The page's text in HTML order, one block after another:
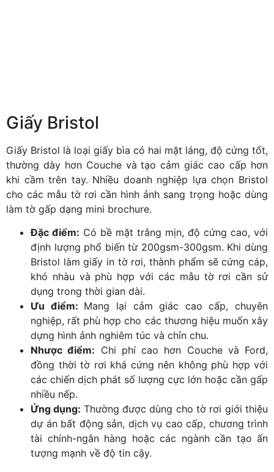
Giấy Bristol
Giấy Bristol là loại giấy bìa có hai mặt láng, độ cứng tốt,
thường dày hơn Couche và tạo cảm giác cao cấp hơn
khi cầm trên tay. Nhiều doanh nghiệp lựa chọn Bristol
cho các mẫu tờ rơi cần hình ảnh sang trọng hoặc dùng
làm tờ gấp dạng mini brochure.
Đặc điểm: Có bề mặt trắng mịn, độ cứng cao, với
định lượng phổ biến từ 200gsm-300gsm. Khi dùng
Bristol làm giấy in tờ rơi, thành phẩm sẽ cứng cáp,
khó nhàu và phù hợp với các mẫu tờ rơi cần sử
dụng trong thời gian dài.
Ưu điểm: Mang lại cảm giác cao cấp, chuyên
nghiệp, rất phù hợp cho các thương hiệu muốn xây
dựng hình ảnh nghiêm túc và chỉn chu.
Nhược điểm: Chi phí cao hơn Couche và Ford,
đồng thời tờ rơi khá cứng nên không phù hợp với
các chiến dịch phát số lượng cực lớn hoặc cần gấp
nhiều nếp.
Ứng dụng: Thường được dùng cho tờ rơi giới thiệu
dự án bất động sản, dịch vụ cao cấp, chương trình
tài chính-ngân hàng hoặc các ngành cần tạo ấn
tượng mạnh về độ tin cậy.